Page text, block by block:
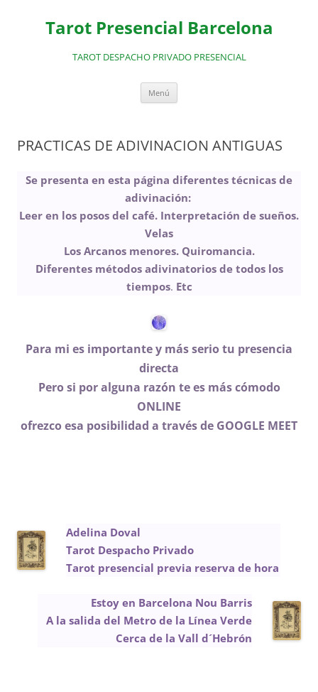
contenidoTarot Presencial Barcelona
TAROT DESPACHO PRIVADO PRESENCIAL
Menú
PRACTICAS DE ADIVINACION ANTIGUAS
Se presenta en esta página diferentes técnicas de
adivinación:
Leer en los posos del café. Interpretación de sueños.
Velas
Los Arcanos menores. Quiromancia.
Diferentes métodos adivinatorios de todos los
tiempos. Etc
Para mi es importante y más serio tu presencia
directa
Pero si por alguna razón te es más cómodo
ONLINE
ofrezco esa posibilidad a través de GOOGLE MEET
Adelina Doval
Tarot Despacho Privado
Tarot presencial previa reserva de hora
Estoy en Barcelona Nou Barris
A la salida del Metro de la Línea Verde
Cerca de la Vall d´Hebrón